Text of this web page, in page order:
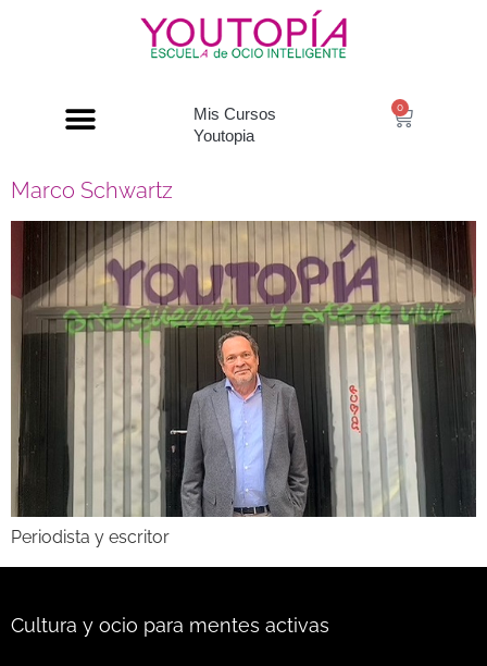
Mis Cursos
Youtopia
0
Marco Schwartz
Periodista y escritor
Cultura y ocio para mentes activas